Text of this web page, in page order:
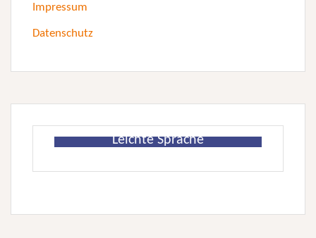
Impressum
Datenschutz
Leichte Sprache